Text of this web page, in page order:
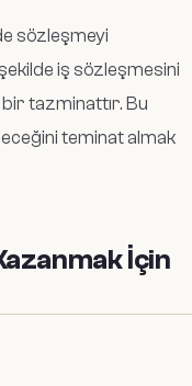
sözleşmeyi
iş sözleşmesini
tazminattır. Bu
teminat almak
İçin